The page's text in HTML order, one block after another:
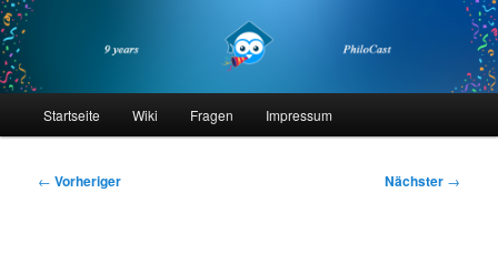
Zum
primären
Inhalt
springenphilocast
Startseite Wiki Fragen Impressum
Beitragsnavigation
← Vorheriger Nächster →